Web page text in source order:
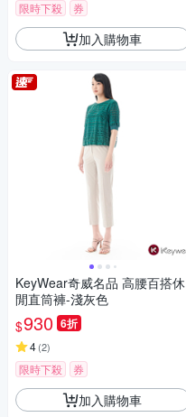
限時下殺 券
加入購物車
KeyWear奇威名品 高腰百搭休
閒直筒褲-淺灰色
$930 6折
4(2)
限時下殺 券
加入購物車